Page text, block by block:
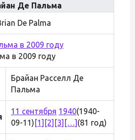
Де Пальма
De Palma
в 2009 году
Брайан Расселл Де
Пальма
11 сентября 1940(1940-
09-11) [1] [2] [3] […] (81 год)